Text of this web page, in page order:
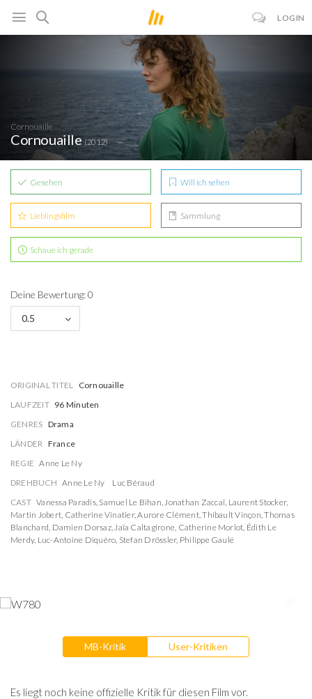
LOGIN
Cornouaille
Cornouaille(2012)
Gesehen Will ich sehen
Lieblingsfilm Sammlung
Schaue ich gerade
Deine Bewertung: 0
0.5
ORIGINAL TITEL Cornouaille
LAUFZEIT 96 Minuten
GENRES Drama
LÄNDER France
REGIE Anne Le Ny
DREHBUCH Anne Le Ny
Luc Béraud
CAST Vanessa Paradis, Samuel Le Bihan,Jonathan Zaccaï, Laurent Stocker,
Martin Jobert, Catherine Vinatier,Aurore Clément,Thibault Vinçon,Thomas
Blanchard, Damien Dorsaz,Jaïa Caltagirone, Catherine Morlot, Édith Le
Merdy, Luc-Antoine Diquéro, Stefan Drössler, Philippe Gaulé
MB-Kritik User-Kritiken
Es liegt noch keine offizielle Kritik für diesen Film vor.